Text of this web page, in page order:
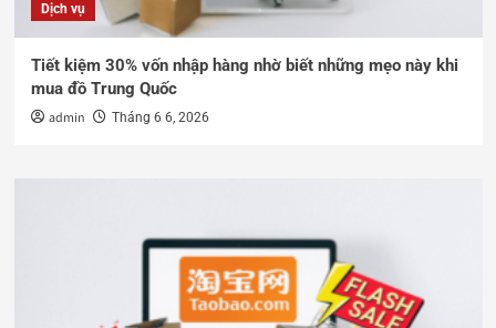
Dịch vụ
Tiết kiệm 30% vốn nhập hàng nhờ biết những mẹo này khi
mua đồ Trung Quốc
admin Tháng 6 6, 2026